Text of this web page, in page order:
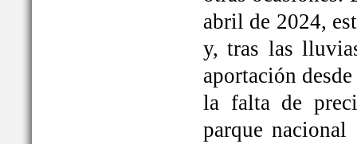
abril de 2024,
y, tras las
aportación
la falta de
parque